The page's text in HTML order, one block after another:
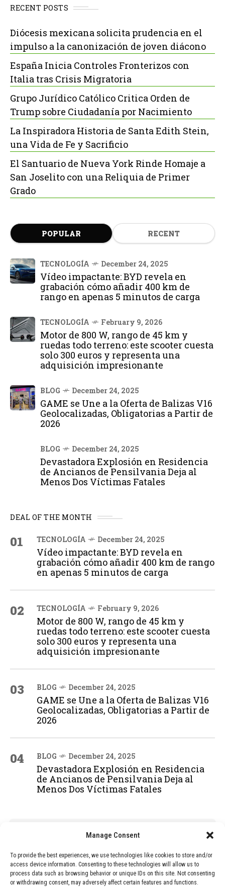
Manage Consent
To provide the best experiences, we use technologies like cookies to store and/or
access device information. Consenting to these technologies will allow us to
process data such as browsing behavior or unique IDs on this site. Not consenting
or withdrawing consent, may adversely affect certain features and functions.
RECENT POSTS
Diócesis mexicana solicita prudencia en el
impulso a la canonización de joven diácono
España Inicia Controles Fronterizos con
Italia tras Crisis Migratoria
Grupo Jurídico Católico Critica Orden de
Trump sobre Ciudadanía por Nacimiento
La Inspiradora Historia de Santa Edith Stein,
una Vida de Fe y Sacrificio
El Santuario de Nueva York Rinde Homaje a
San Joselito con una Reliquia de Primer
Grado
POPULAR RECENT
TECNOLOGÍA December 24, 2025
Vídeo impactante: BYD revela en
grabación cómo añadir 400 km de
rango en apenas 5 minutos de carga
TECNOLOGÍA February 9, 2026
Motor de 800 W, rango de 45 km y
ruedas todo terreno: este scooter cuesta
solo 300 euros y representa una
adquisición impresionante
BLOG December 24, 2025
GAME se Une a la Oferta de Balizas V16
Geolocalizadas, Obligatorias a Partir de
2026
BLOG December 24, 2025
Devastadora Explosión en Residencia
de Ancianos de Pensilvania Deja al
Menos Dos Víctimas Fatales
DEAL OF THE MONTH
01 TECNOLOGÍA December 24, 2025
Vídeo impactante: BYD revela en
grabación cómo añadir 400 km de rango
en apenas 5 minutos de carga
02 TECNOLOGÍA February 9, 2026
Motor de 800 W, rango de 45 km y
ruedas todo terreno: este scooter cuesta
solo 300 euros y representa una
adquisición impresionante
03 BLOG December 24, 2025
GAME se Une a la Oferta de Balizas V16
Geolocalizadas, Obligatorias a Partir de
2026
04 BLOG December 24, 2025
Devastadora Explosión en Residencia
de Ancianos de Pensilvania Deja al
Menos Dos Víctimas Fatales